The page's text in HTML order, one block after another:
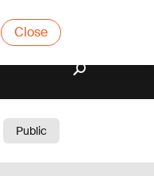
Close
Public